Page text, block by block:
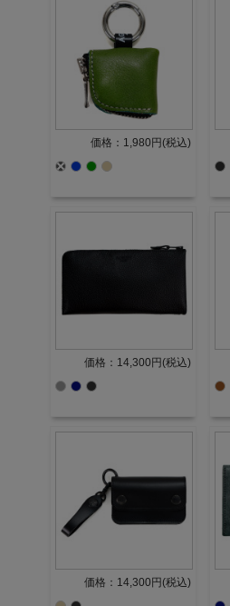
価格：1,980円(税込)
価格：14,300円(税込)
価格：14,300円(税込)